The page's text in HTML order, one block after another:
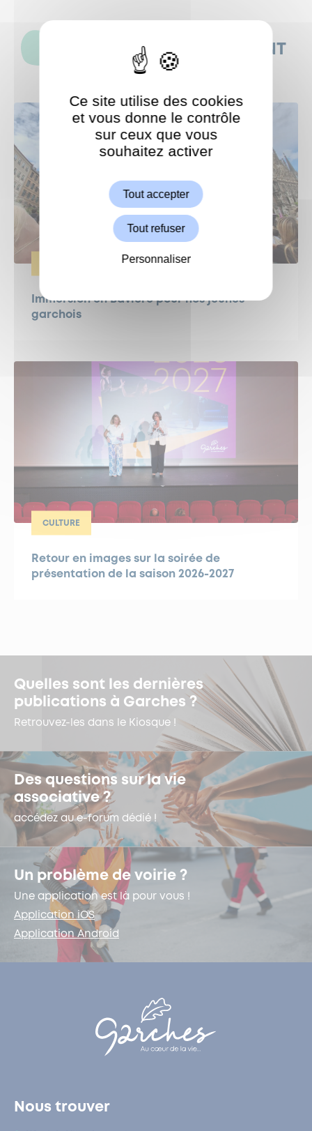
CES ACTUALITÉS POURRAIENT
AUSSI VOUS INTÉRESSER
Immersion en Bavière pour nos jeunes
garchois
CULTURE
Retour en images sur la soirée de
présentation de la saison 2026-2027
Quelles sont les dernières
publications à Garches ?
Retrouvez-les dans le Kiosque !
Des questions sur la vie
associative ?
accédez au e-forum dédié !
Un problème de voirie ?
Une application est là pour vous !
Application iOS
Application Android
Nous trouver
ShareThis est désactivé.
Ce site utilise des cookies
et vous donne le contrôle
sur ceux que vous
souhaitez activer
Tout accepter
Tout refuser
Personnaliser